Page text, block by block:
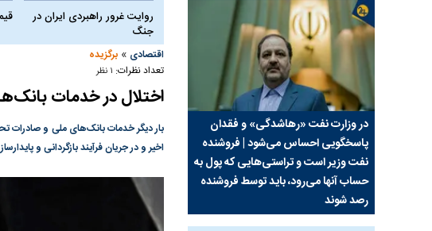
روایت غرور راهبردی ایران در
جنگ
اقتصادی » برگزیده
تعداد نظرات: ۱ نظر
اختلال در خدمات
بار دیگر خدمات بانک‌های ملی و صادرات
اخیر و در جریان فرآیند بازگردانی و
در وزارت نفت «رهاشدگی» و فقدان
پاسخگویی احساس می‌شود | فروشنده
نفت وزیر است و تراستی‌هایی که پول به
حساب آنها می‌رود، باید توسط فروشنده
رصد شوند
چرا رویای آمریکایی سرنگونی رژیم و
نابودی محور مقاومت تعبیر نشد؟ | پشت
واشنگتن را زمین زد